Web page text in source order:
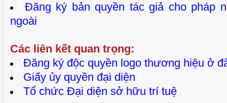
Đăng ký bản quyền tác giả cho pháp
ngoài
Các liên kết quan trọng:
Đăng ký độc quyền logo thương hiệu ở
Giấy ủy quyền đại diện
Tổ chức Đại diện sở hữu trí tuệ